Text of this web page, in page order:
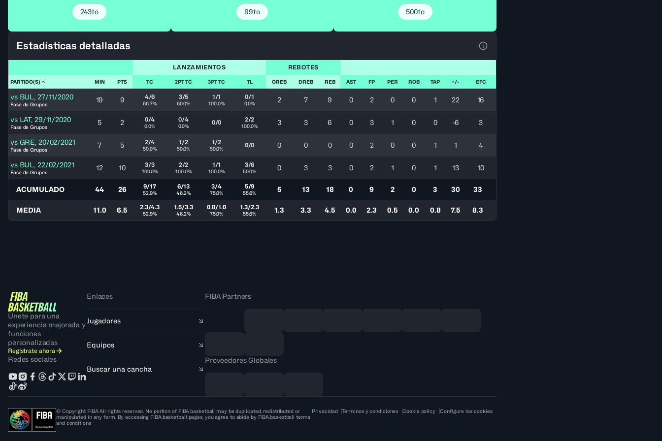
243to 89to 500to
Estadísticas detalladas
LANZAMIENTOS REBOTES
PARTIDO(S) MIN PTS TC 2PT TC 3PT TC TL OREB DREB REB AST FP PER ROB TAP +/- EFC
vs BUL, 27/11/2020
Fase de Grupos
19 9 4/6
66.7%
3/5
60.0%
1/1
100.0%
0/1
0.0% 2 7 9 0 2 0 0 1 22 16
vs LAT, 29/11/2020
Fase de Grupos
5 2 0/4
0.0%
0/4
0.0% 0/0 2/2
100.0% 3 3 6 0 3 1 0 0 -6 3
vs GRE, 20/02/2021
Fase de Grupos
7 5 2/4
50.0%
1/2
50.0%
1/2
50.0% 0/0 0 0 0 0 2 0 0 1 1 4
vs BUL, 22/02/2021
Fase de Grupos
12 10 3/3
100.0%
2/2
100.0%
1/1
100.0%
3/6
50.0% 0 3 3 0 2 1 0 1 13 10
ACUMULADO 44 26 9/17
52.9%
6/13
46.2%
3/4
75.0%
5/9
55.6% 5 13 18 0 9 2 0 3 30 33
MEDIA 11.0 6.5 2.3/4.3
52.9%
1.5/3.3
46.2%
0.8/1.0
75.0%
1.3/2.3
55.6% 1.3 3.3 4.5 0.0 2.3 0.5 0.0 0.8 7.5 8.3
Únete para una
experiencia mejorada y
funciones
personalizadas
Regístrate ahora
Redes sociales
Enlaces
Jugadores
Equipos
Buscar una cancha
FIBA Partners
Proveedores Globales
© Copyright FIBA All rights reserved. No portion of FIBA.basketball may be duplicated, redistributed or
manipulated in any form. By accessing FIBA.basketball pages, you agree to abide by FIBA.basketball terms
and conditions
Privacidad Términos y condiciones Cookie policy Configure las cookies